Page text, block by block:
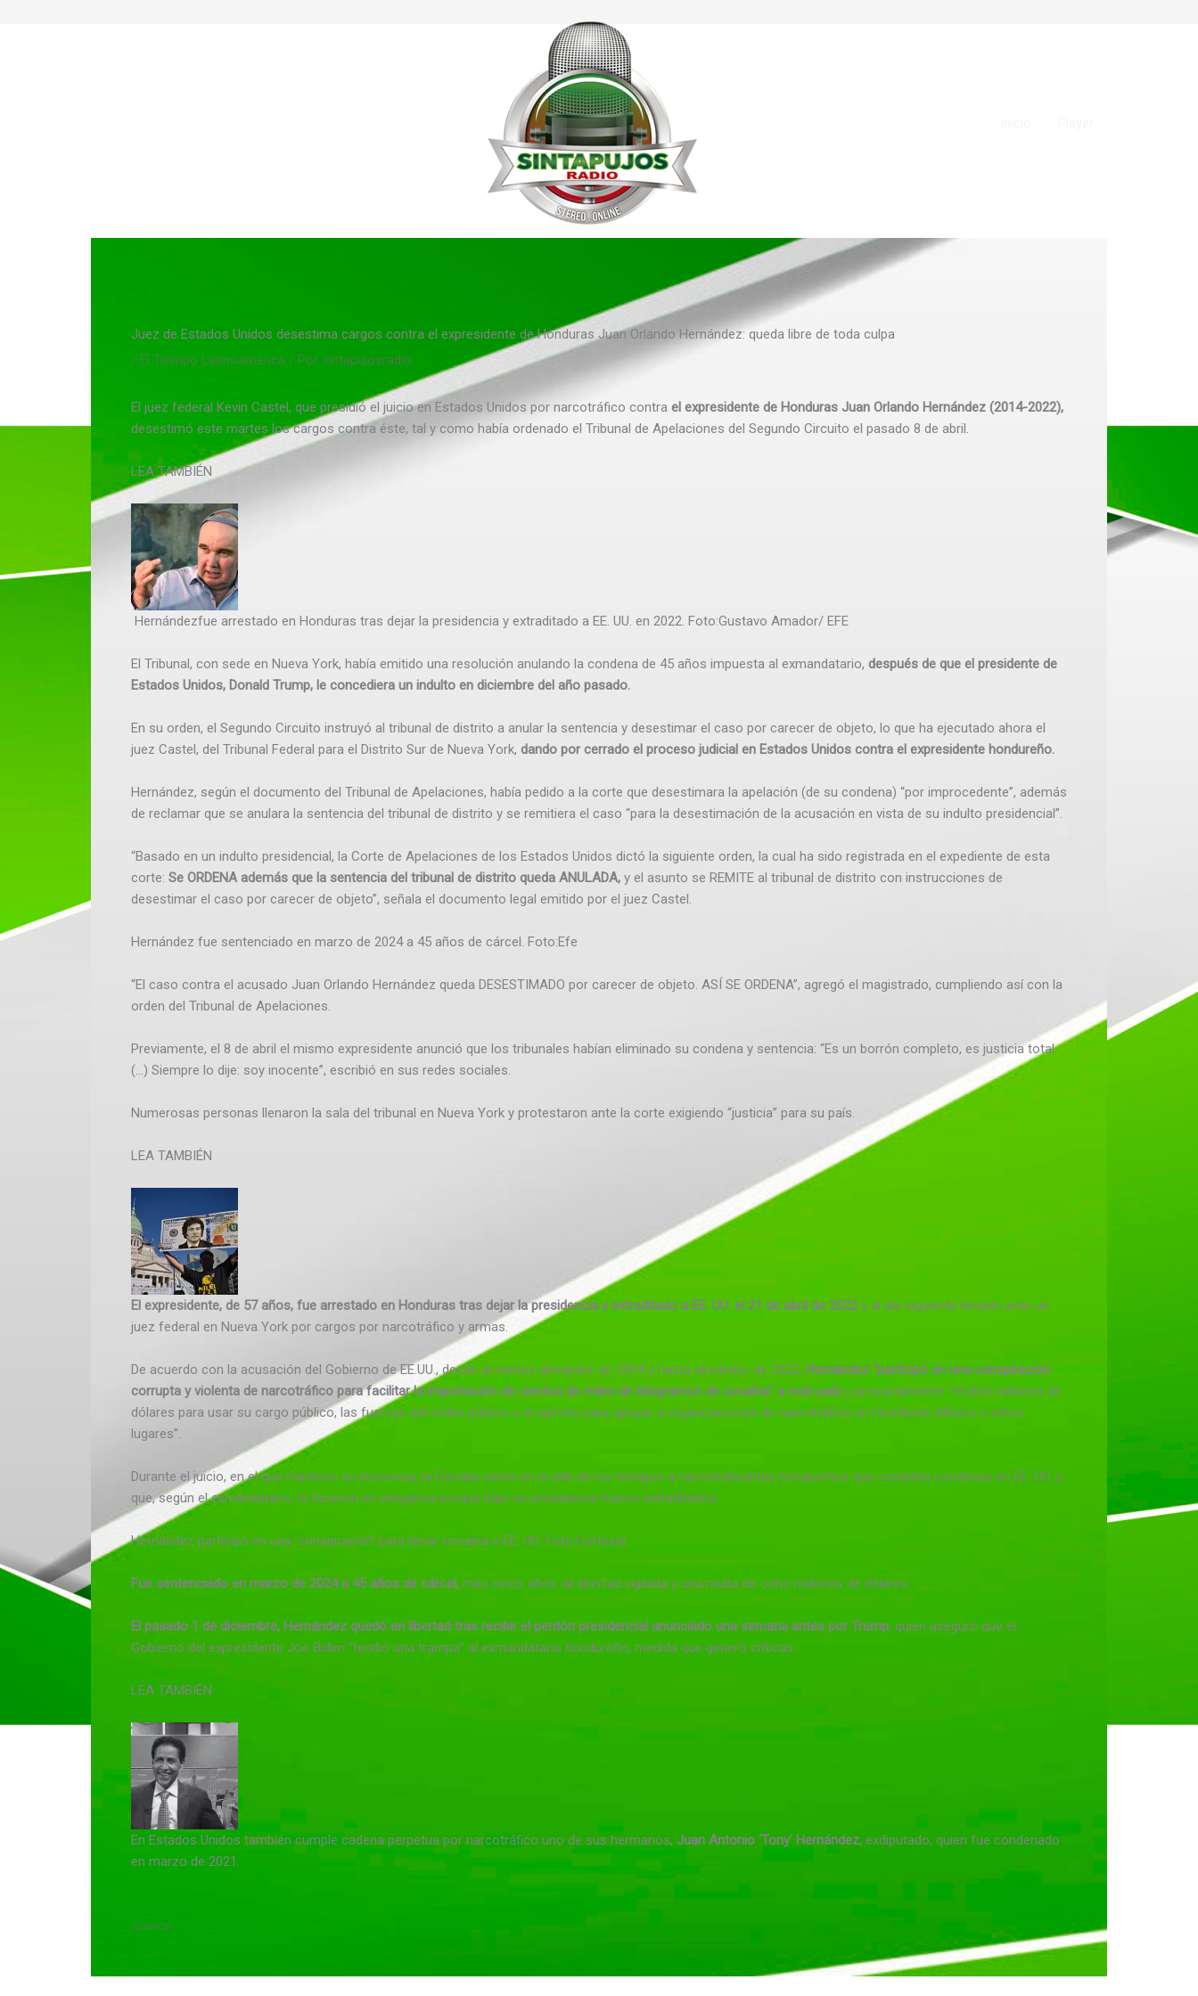
Juez de Estados Unidos desestima cargos contra el expresidente de Honduras Juan Orlando Hernández: queda libre de toda culpa
/ El Tiempo Latinoamerica / Por sintapujosradio
El juez federal Kevin Castel, que presidió el juicio en Estados Unidos por narcotráfico contra el expresidente de Honduras Juan Orlando Hernández (2014-2022),
desestimó este martes los cargos contra éste, tal y como había ordenado el Tribunal de Apelaciones del Segundo Circuito el pasado 8 de abril.
LEA TAMBIÉN
Hernándezfue arrestado en Honduras tras dejar la presidencia y extraditado a EE. UU. en 2022. Foto:Gustavo Amador/ EFE
El Tribunal, con sede en Nueva York, había emitido una resolución anulando la condena de 45 años impuesta al exmandatario, después de que el presidente de
Estados Unidos, Donald Trump, le concediera un indulto en diciembre del año pasado.
En su orden, el Segundo Circuito instruyó al tribunal de distrito a anular la sentencia y desestimar el caso por carecer de objeto, lo que ha ejecutado ahora el
juez Castel, del Tribunal Federal para el Distrito Sur de Nueva York, dando por cerrado el proceso judicial en Estados Unidos contra el expresidente hondureño.
Hernández, según el documento del Tribunal de Apelaciones, había pedido a la corte que desestimara la apelación (de su condena) “por improcedente”, además
de reclamar que se anulara la sentencia del tribunal de distrito y se remitiera el caso “para la desestimación de la acusación en vista de su indulto presidencial”.
“Basado en un indulto presidencial, la Corte de Apelaciones de los Estados Unidos dictó la siguiente orden, la cual ha sido registrada en el expediente de esta
corte: Se ORDENA además que la sentencia del tribunal de distrito queda ANULADA, y el asunto se REMITE al tribunal de distrito con instrucciones de
desestimar el caso por carecer de objeto”, señala el documento legal emitido por el juez Castel.
Hernández fue sentenciado en marzo de 2024 a 45 años de cárcel. Foto:Efe
“El caso contra el acusado Juan Orlando Hernández queda DESESTIMADO por carecer de objeto. ASÍ SE ORDENA”, agregó el magistrado, cumpliendo así con la
orden del Tribunal de Apelaciones.
Previamente, el 8 de abril el mismo expresidente anunció que los tribunales habían eliminado su condena y sentencia: “Es un borrón completo, es justicia total
(…) Siempre lo dije: soy inocente”, escribió en sus redes sociales.
Numerosas personas llenaron la sala del tribunal en Nueva York y protestaron ante la corte exigiendo “justicia” para su país.
LEA TAMBIÉN
El expresidente, de 57 años, fue arrestado en Honduras tras dejar la presidencia y extraditado a EE. UU. el 21 de abril de 2022y al día siguiente llevado ante un
juez federal en Nueva York por cargos por narcotráfico y armas.
De acuerdo con la acusación del Gobierno de EE.UU., desde al menos alrededor de 2004 y hasta alrededor de 2022, Hernández “participó en una conspiración
corrupta y violenta de narcotráfico para facilitar la importación de cientos de miles de kilogramos de cocaína” a este país y presuntamente “recibió millones de
dólares para usar su cargo público, las fuerzas del orden público y el ejército para apoyar a organizaciones de narcotráfico en Honduras, México y otros
lugares”.
Durante el juicio, en el que mantuvo su inocencia, la Fiscalía sentó en la silla de los testigos a narcotraficantes hondureños que cumplían condenas en EE. UU. y
que, según el exmandatario, lo hicieron en venganza porque bajo su presidencia fueron extraditados.
Hernández participó en una ‘conspiración’ para llevar cocaína a EE. UU. Foto:Cortesía
Fue sentenciado en marzo de 2024 a 45 años de cárcel, más cinco años de libertad vigilada y una multa de ocho millones de dólares.
El pasado 1 de diciembre, Hernández quedó en libertad tras recibir el perdón presidencial anunciado una semana antes por Trump, quien aseguró que el
Gobierno del expresidente Joe Biden “tendió una trampa” al exmandatario hondureño, medida que generó críticas.
LEA TAMBIÉN
En Estados Unidos también cumple cadena perpetua por narcotráfico uno de sus hermanos, Juan Antonio ‘Tony’ Hernández, exdiputado, quien fue condenado
en marzo de 2021.
source